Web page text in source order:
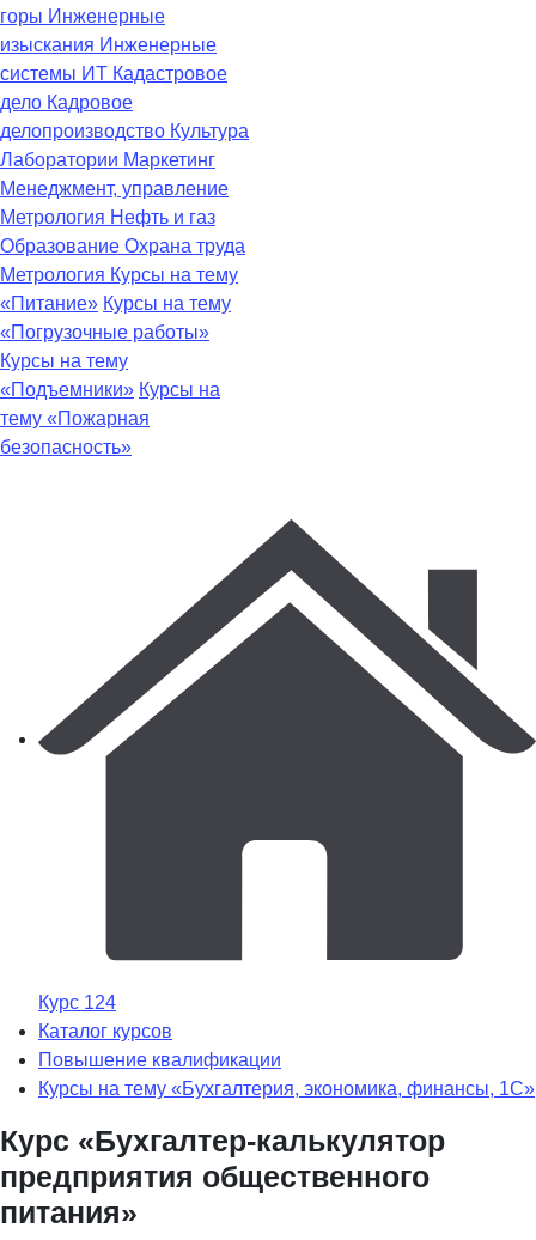
горы Инженерные
изыскания Инженерные
системы ИТ Кадастровое
дело Кадровое
делопроизводство Культура
Лаборатории Маркетинг
Менеджмент, управление
Метрология Нефть и газ
Образование Охрана труда
Метрология Курсы на тему
«Питание» Курсы на тему
«Погрузочные работы»
Курсы на тему
«Подъемники» Курсы на
тему «Пожарная
безопасность»
Курс 124
Каталог курсов
Повышение квалификации
Курсы на тему «Бухгалтерия, экономика, финансы, 1С»
Курс «Бухгалтер-калькулятор
предприятия общественного
питания»